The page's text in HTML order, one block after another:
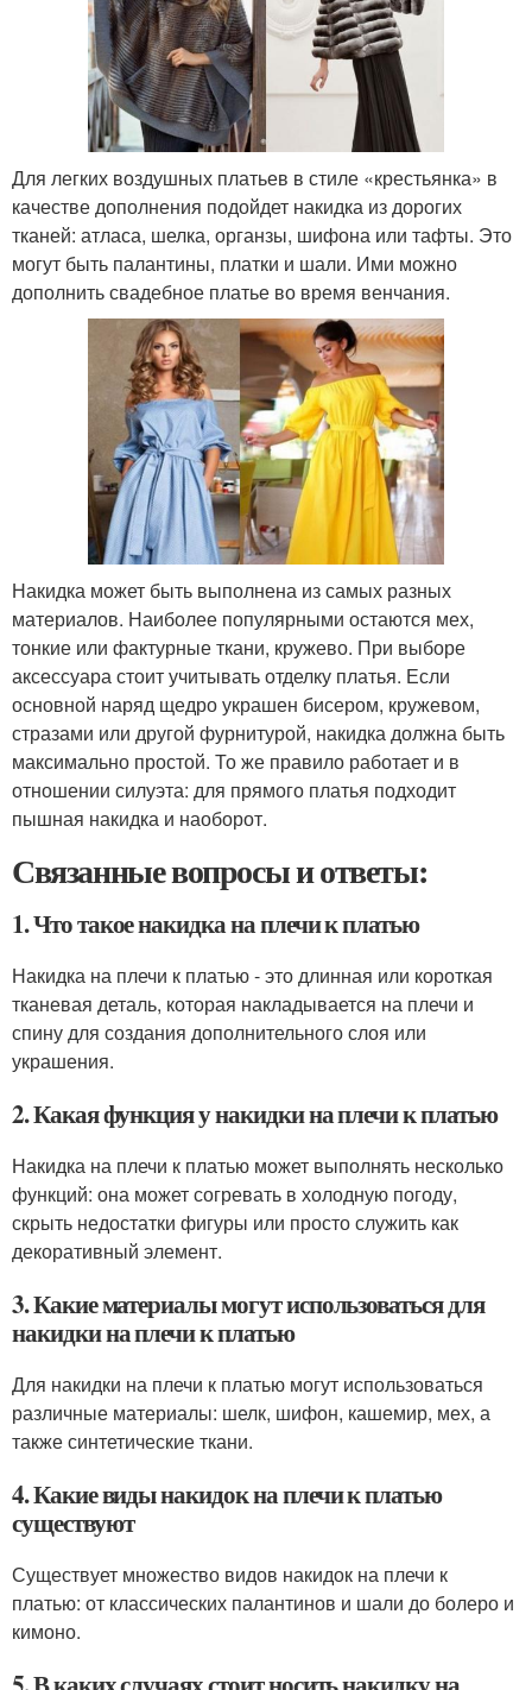
Для легких воздушных платьев в стиле «крестьянка» в
качестве дополнения подойдет накидка из дорогих
тканей: атласа, шелка, органзы, шифона или тафты. Это
могут быть палантины, платки и шали. Ими можно
дополнить свадебное платье во время венчания.
Накидка может быть выполнена из самых разных
материалов. Наиболее популярными остаются мех,
тонкие или фактурные ткани, кружево. При выборе
аксессуара стоит учитывать отделку платья. Если
основной наряд щедро украшен бисером, кружевом,
стразами или другой фурнитурой, накидка должна быть
максимально простой. То же правило работает и в
отношении силуэта: для прямого платья подходит
пышная накидка и наоборот.
Связанные вопросы и ответы:
1. Что такое накидка на плечи к платью
Накидка на плечи к платью - это длинная или короткая
тканевая деталь, которая накладывается на плечи и
спину для создания дополнительного слоя или
украшения.
2. Какая функция у накидки на плечи к платью
Накидка на плечи к платью может выполнять несколько
функций: она может согревать в холодную погоду,
скрыть недостатки фигуры или просто служить как
декоративный элемент.
3. Какие материалы могут использоваться для
накидки на плечи к платью
Для накидки на плечи к платью могут использоваться
различные материалы: шелк, шифон, кашемир, мех, а
также синтетические ткани.
4. Какие виды накидок на плечи к платью
существуют
Существует множество видов накидок на плечи к
платью: от классических палантинов и шали до болеро и
кимоно.